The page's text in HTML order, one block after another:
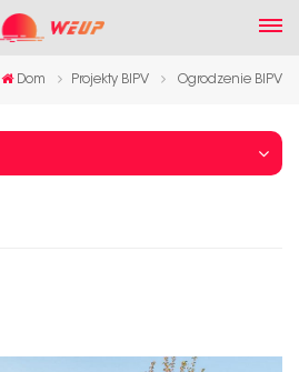
Dom Projekty BIPV Ogrodzenie BIPV